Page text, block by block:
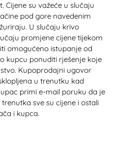
Cijene su važeće u slučaju
pod gore navedenim
U slučaju krivo
promjene cijene tijekom
omogućeno istupanje od
kupcu ponuditi rješenje koje
Kupoprodajni ugovor
u trenutku kad
primi e-mail poruku da je
sve su cijene i ostali
i kupca.